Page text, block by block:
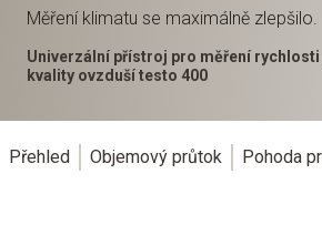
Měření klimatu se maximálně zlepšilo.
Univerzální přístroj pro měření rychlosti
kvality ovzduší testo 400
Přehled Objemový průtok Pohoda